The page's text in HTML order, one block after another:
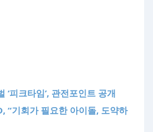
‘피크타임’, 관전포인트 공개
“기회가 필요한 아이돌, 도약하